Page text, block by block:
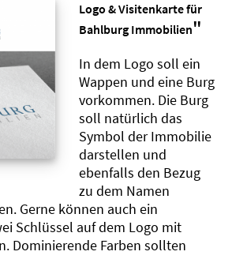
Logo & Visitenkarte für
Bahlburg Immobilien"
In dem Logo soll ein
Wappen und eine Burg
vorkommen. Die Burg
soll natürlich das
Symbol der Immobilie
darstellen und
ebenfalls den Bezug
zu dem Namen
Gerne können auch ein
Schlüssel auf dem Logo mit
Dominierende Farben sollten